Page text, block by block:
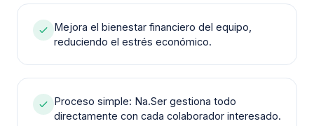
Mejora el bienestar financiero del equipo,
reduciendo el estrés económico.
Proceso simple: Na.Ser gestiona todo
directamente con cada colaborador interesado.